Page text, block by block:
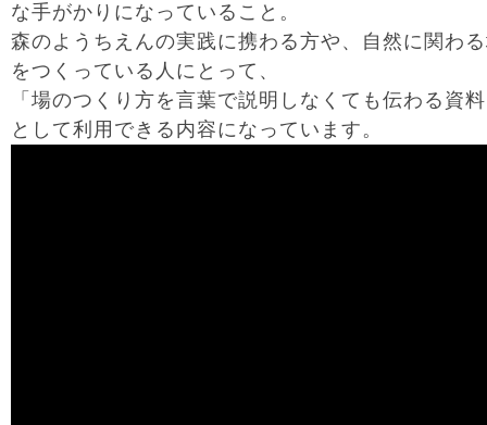
な手がかりになっていること。
森のようちえんの実践に携わる方や、自然に関わ
をつくっている人にとって、
「場のつくり方を言葉で説明しなくても伝わる資
として利用できる内容になっています。